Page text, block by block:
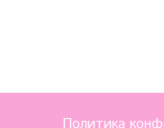
Политика